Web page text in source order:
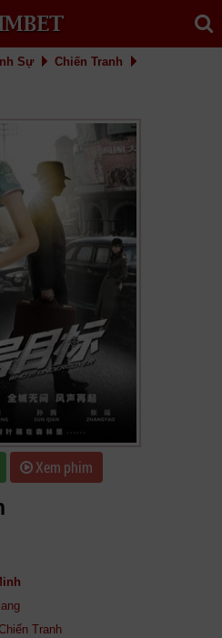
Sự
Chiến Tranh
Xem phim
Tranh